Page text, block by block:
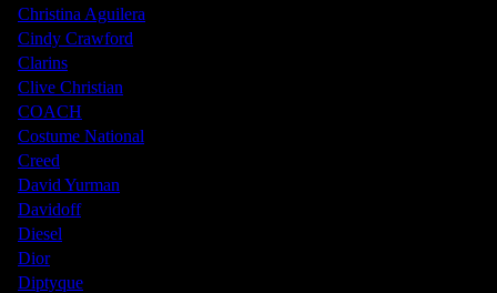
Christina Aguilera
Cindy Crawford
Clarins
Clive Christian
COACH
Costume National
Creed
David Yurman
Davidoff
Diesel
Dior
Diptyque